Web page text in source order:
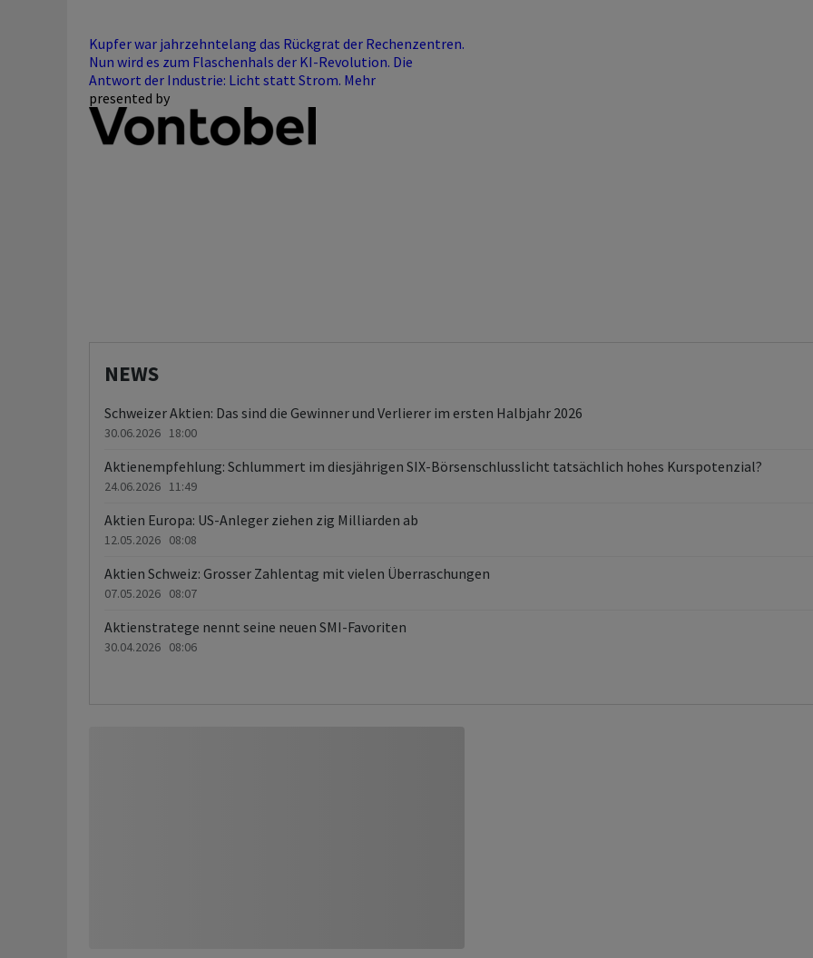
Kupfer war jahrzehntelang das Rückgrat der Rechenzentren.
Nun wird es zum Flaschenhals der KI-Revolution. Die
Antwort der Industrie: Licht statt Strom. Mehr
presented by
NEWS
Schweizer Aktien: Das sind die Gewinner und Verlierer im ersten Halbjahr 2026
30.06.2026 18:00
Aktienempfehlung: Schlummert im diesjährigen SIX-Börsenschlusslicht tatsächlich hohes Kurspotenzial?
24.06.2026 11:49
Aktien Europa: US-Anleger ziehen zig Milliarden ab
12.05.2026 08:08
Aktien Schweiz: Grosser Zahlentag mit vielen Überraschungen
07.05.2026 08:07
Aktienstratege nennt seine neuen SMI-Favoriten
30.04.2026 08:06